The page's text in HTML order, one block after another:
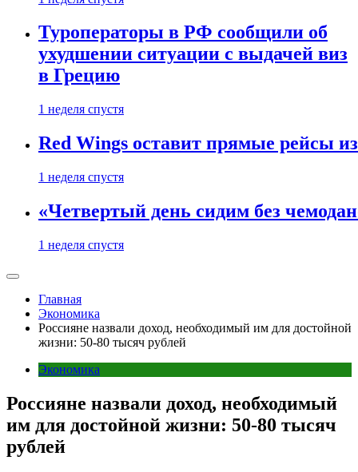
Туроператоры в РФ сообщили об
ухудшении ситуации с выдачей виз
в Грецию
1 неделя спустя
Red Wings оставит прямые рейсы
1 неделя спустя
«Четвертый день сидим без
1 неделя спустя
Главная
Экономика
Россияне назвали доход, необходимый им для достойной
жизни: 50-80 тысяч рублей
Экономика
Россияне назвали доход, необходимый
им для достойной жизни: 50-80 тысяч
рублей